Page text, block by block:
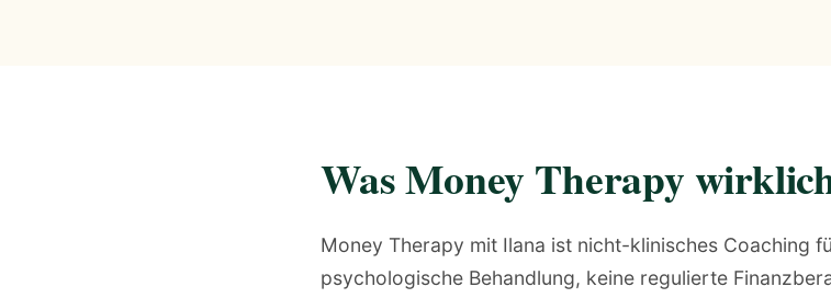
Was Money Therapy
Money Therapy mit Ilana ist nicht-klinisches Coaching
psychologische Behandlung, keine regulierte